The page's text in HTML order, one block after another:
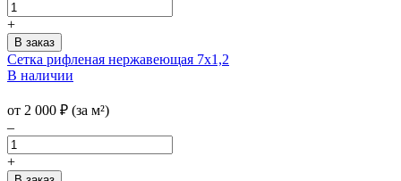
+
Сетка рифленая нержавеющая 7x1,2
В наличии
от 2 000 ₽ (за м²)
–
+